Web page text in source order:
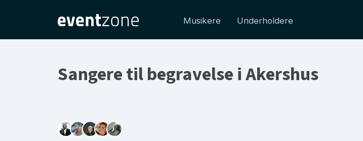
Musikere Underholdere
Sangere til begravelse i Akershus